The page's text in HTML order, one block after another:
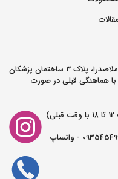
مقالات
تهران، نبش میدان ونک، ابتدای خیابان ملاصدرا، پلاک ۳ ساختمان پزشکان
واحد ۲3 (پارکینگ با هماهنگی قبلی در صورت
021-88794374 021-88780612 تلگرام09354549954 - واتساپ